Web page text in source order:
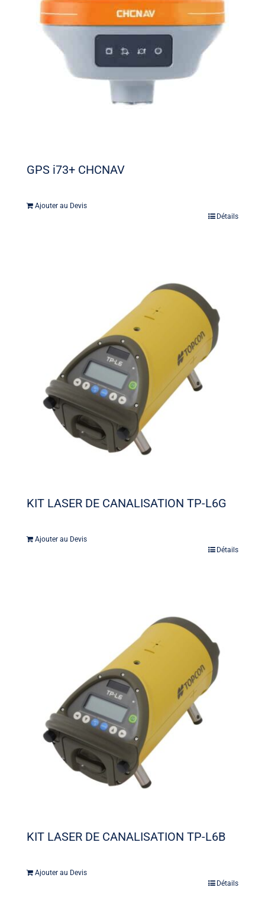
GPS i73+ CHCNAV
Ajouter au Devis
Détails
KIT LASER DE CANALISATION TP-L6G
Ajouter au Devis
Détails
KIT LASER DE CANALISATION TP-L6B
Ajouter au Devis
Détails